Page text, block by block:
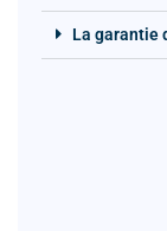
La garantie